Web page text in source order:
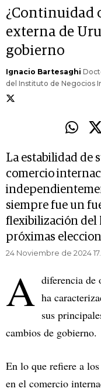
¿Continuidad
externa de
gobierno
Ignacio Bartesaghi
del Instituto de Negocios
La estabilidad de
comercio
siempre fue un
flexibilización del
próximas
24 Noviembre de 2024
A diferencia de
ha
sus
cambios de gobierno.
En lo que refiere a
en el comercio